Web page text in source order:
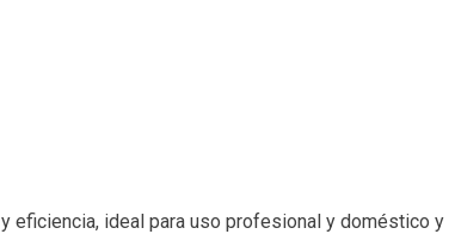
eficiencia, ideal para uso profesional y doméstico y